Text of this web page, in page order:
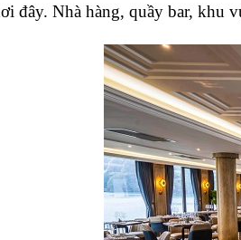
đây. Nhà hàng, quầy bar, khu